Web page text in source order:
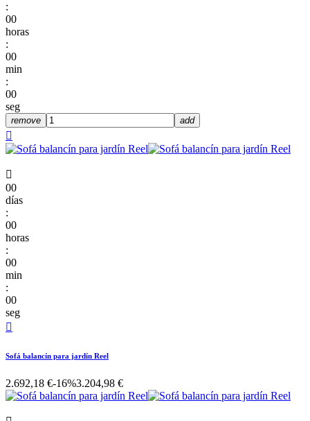
:
00
horas
:
00
min
:
00
seg
remove add


00
días
:
00
horas
:
00
min
:
00
seg

Sofá balancín para jardín Reel
2.692,18 €-16%3.204,98 €